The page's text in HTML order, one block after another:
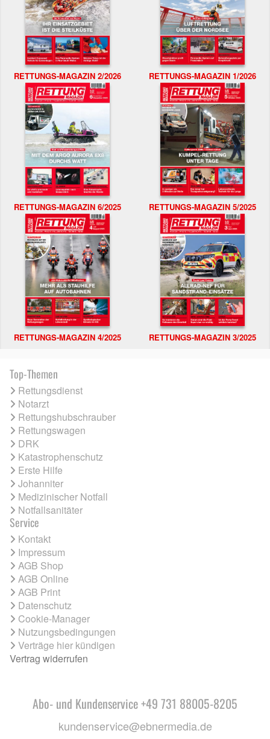
RETTUNGS-MAGAZIN 2/2026 RETTUNGS-MAGAZIN 1/2026
RETTUNGS-MAGAZIN 6/2025 RETTUNGS-MAGAZIN 5/2025
RETTUNGS-MAGAZIN 4/2025 RETTUNGS-MAGAZIN 3/2025
Top-Themen
Rettungsdienst
Notarzt
Rettungshubschrauber
Rettungswagen
DRK
Katastrophenschutz
Erste Hilfe
Johanniter
Medizinischer Notfall
Notfallsanitäter
Service
Kontakt
Impressum
AGB Shop
AGB Online
AGB Print
Datenschutz
Cookie-Manager
Nutzungsbedingungen
Verträge hier kündigen
Vertrag widerrufen
Abo- und Kundenservice +49 731 88005-8205
kundenservice@ebnermedia.de